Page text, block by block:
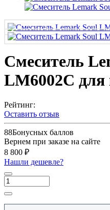
Смеситель
LM6002C для
Рейтинг:
Оставить отзыв
88Бонусных баллов
Вернем при заказе на сайте
8 800 ₽
Нашли дешевле?